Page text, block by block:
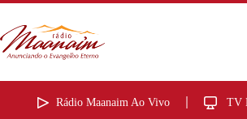
Rádio Maanaim Ao Vivo TV